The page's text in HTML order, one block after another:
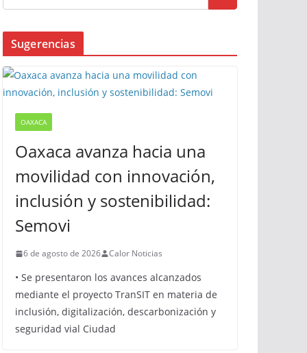
Sugerencias
OAXACA
Oaxaca avanza hacia una
movilidad con innovación,
inclusión y sostenibilidad:
Semovi
6 de agosto de 2026 Calor Noticias
• Se presentaron los avances alcanzados
mediante el proyecto TranSIT en materia de
inclusión, digitalización, descarbonización y
seguridad vial Ciudad